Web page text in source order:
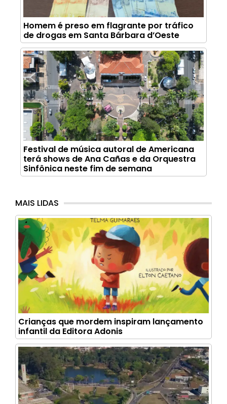
Homem é preso em flagrante por tráfico
de drogas em Santa Bárbara d’Oeste
Festival de música autoral de Americana
terá shows de Ana Cañas e da Orquestra
Sinfônica neste fim de semana
MAIS LIDAS
Crianças que mordem inspiram lançamento
infantil da Editora Adonis